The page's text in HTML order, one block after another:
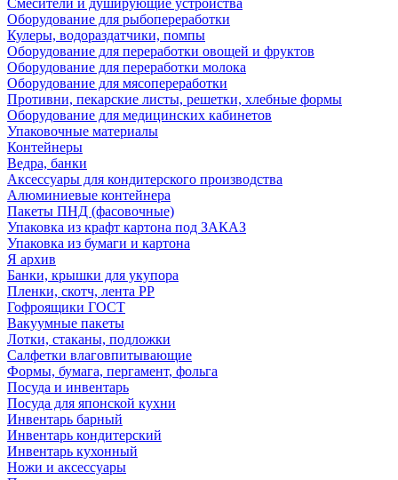
Смесители и душирующие устройства
Оборудование для рыбопереработки
Кулеры, водораздатчики, помпы
Оборудование для переработки овощей и фруктов
Оборудование для переработки молока
Оборудование для мясопереработки
Противни, пекарские листы, решетки, хлебные формы
Оборудование для медицинских кабинетов
Упаковочные материалы
Контейнеры
Ведра, банки
Аксессуары для кондитерского производства
Алюминиевые контейнера
Пакеты ПНД (фасовочные)
Упаковка из крафт картона под ЗАКАЗ
Упаковка из бумаги и картона
Я архив
Банки, крышки для укупора
Пленки, скотч, лента РР
Гофроящики ГОСТ
Вакуумные пакеты
Лотки, стаканы, подложки
Салфетки влаговпитывающие
Формы, бумага, пергамент, фольга
Посуда и инвентарь
Посуда для японской кухни
Инвентарь барный
Инвентарь кондитерский
Инвентарь кухонный
Ножи и аксессуары